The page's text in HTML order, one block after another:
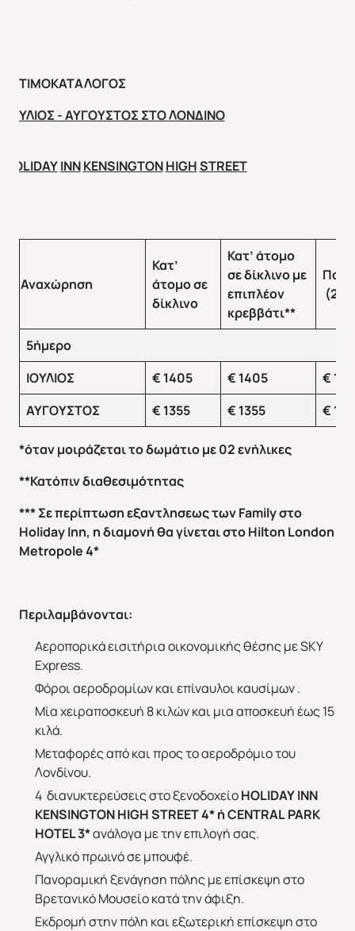
Άνοιξη 2027
ΤΙΜΟΚΑΤΑΛΟΓΟΣ
ΙΟΥΛΙΟΣ - ΑΥΓΟΥΣΤΟΣ ΣΤΟ ΛΟΝΔΙΝΟ
HOLIDAYINNKENSINGTONHIGHSTREET
Αναχώρηση
Κατ’
άτομο σε
δίκλινο
Κατ’ άτομο
σε δίκλινο με
επιπλέον
κρεββάτι**
(2-
5ήμερο
ΙΟΥΛΙΟΣ
€ 1405 € 1405 €
ΑΥΓΟΥΣΤΟΣ
€ 1355 € 1355 €
*όταν μοιράζεται το δωμάτιο με 02 ενήλικες
**Κατόπιν διαθεσιμότητας
*** Σε περίπτωση εξαντλησεως τωνFamilyστο
HolidayInn, η διαμονή θα γίνεται στοHilton London
Metropole4*
Περιλαμβάνονται:
Αεροπορικά εισιτήρια οικονομικής θέσης με SKY
Express.
Φόροι αεροδρομίων και επίναυλοι καυσίμων .
Μία χειραποσκευή 8 κιλών και μια αποσκευή έως 15
κιλά.
Μεταφορές από και προς το αεροδρόμιο του
Λονδίνου.
4 διανυκτερεύσεις στο ξενοδοχείοHOLIDAYINN
KENSINGTONHIGHSTREET4* ήCENTRALPARK
HOTEL3*ανάλογα με την επιλογή σας.
Αγγλικό πρωινό σε μπουφέ.
Πανοραμική ξενάγηση πόλης με επίσκεψη στο
Βρετανικό Μουσείο κατά την άφιξη.
Εκδρομή στην πόλη και εξωτερική επίσκεψη στο